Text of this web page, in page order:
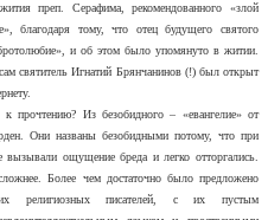
преп. Серафима, рекомендованного «злой
благодаря тому, что отец будущего святого
и об этом было упомянуто в житии.
святитель Игнатий Брянчанинов (!) был открыт
к прочтению? Из безобидного – «евангелие» от
Они названы безобидными потому, что при
вызывали ощущение бреда и легко отторгались.
Более чем достаточно было предложено
религиозных писателей, с их пустым